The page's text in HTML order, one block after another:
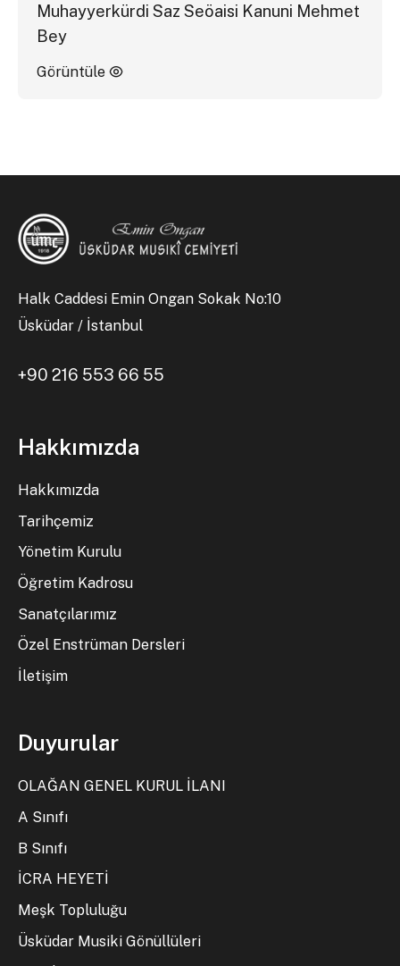
Muhayyerkürdi Saz Seöaisi Kanuni Mehmet
Bey
Görüntüle
Halk Caddesi Emin Ongan Sokak No:10
Üsküdar / İstanbul
+90 216 553 66 55
Hakkımızda
Hakkımızda
Tarihçemiz
Yönetim Kurulu
Öğretim Kadrosu
Sanatçılarımız
Özel Enstrüman Dersleri
İletişim
Duyurular
OLAĞAN GENEL KURUL İLANI
A Sınıfı
B Sınıfı
İCRA HEYETİ
Meşk Topluluğu
Üsküdar Musiki Gönüllüleri